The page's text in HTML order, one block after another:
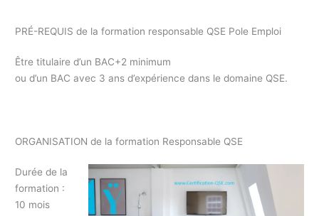
PRÉ-REQUIS de la formation responsable QSE Pole Emploi
Être titulaire d’un BAC+2 minimum
ou d’un BAC avec 3 ans d’expérience dans le domaine QSE.
ORGANISATION de la formation Responsable QSE
Durée de la
formation :
10 mois